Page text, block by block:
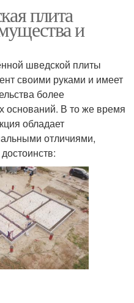
плита
и
шведской плиты
своими руками и имеет
более
оснований. В то же время
обладает
отличиями,